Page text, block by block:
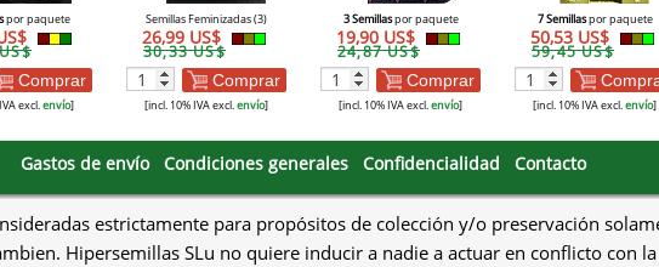
por paquete
Comprar
excl.envío]
Semillas Feminizadas (3)
26,99 US$
30,33 US$
Comprar
[incl. 10% IVA excl.envío]
3 Semillaspor paquete
19,90 US$
24,87 US$
Comprar
[incl. 10% IVA excl.envío]
7 Semillaspor paquete
50,53 US$
59,45 US$
[incl. 10% IVA excl.envío]
Gastos de envío Condiciones generales Confidencialidad Contacto
estrictamente para propósitos de colección y/o preservación
Hipersemillas SLu no quiere inducir a nadie a actuar en conflicto con